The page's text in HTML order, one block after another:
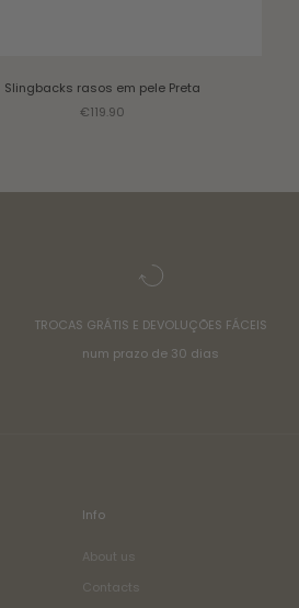
Slingbacks rasos em pelePreta
Sale price
€119.90
TROCAS GRÁTIS E DEVOLUÇÕES FÁCEIS
num prazo de 30 dias
Info
About us
Contacts